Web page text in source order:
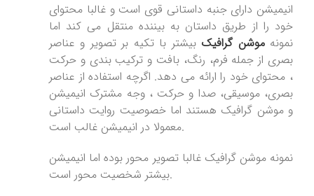
انیمیشن دارای جنبه داستانی قوی است و غالبا محتوای
خود را از طریق داستان به بیننده منتقل می کند اما
نمونهموشن گرافیکبیشتر با تکیه بر تصویر و عناصر
بصری از جمله فرم، رنگ، بافت و ترکیب بندی و حرکت
، محتوای خود را ارائه می دهد. اگرچه استفاده از عناصر
بصری، موسیقی، صدا و حرکت ، وجه مشترک انیمیشن
و موشن گرافیک هستند اما خصوصیت روایت داستانی
معمولا در انیمیشن غالب است.
نمونه موشن گرافیک غالبا تصویر محور بوده اما انیمیشن
بیشتر شخصیت محور است.